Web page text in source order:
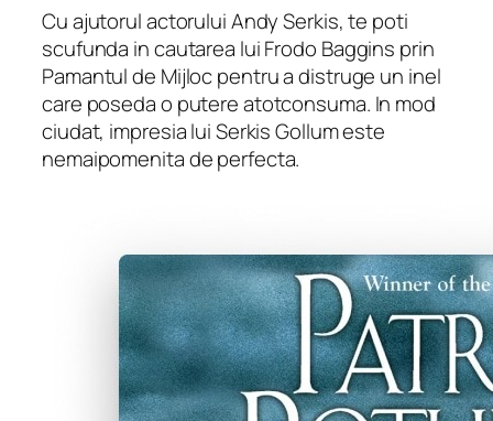
Cu ajutorul actorului Andy Serkis, te poti
scufunda in cautarea lui Frodo Baggins prin
Pamantul de Mijloc pentru a distruge un inel
care poseda o putere atotconsuma. In mod
ciudat, impresia lui Serkis Gollum este
nemaipomenita de perfecta.